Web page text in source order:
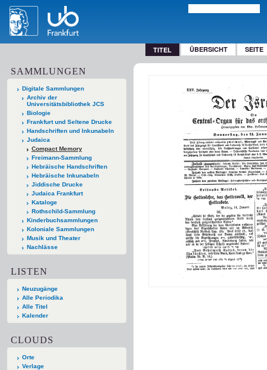
TITEL ÜBERSICHT SEITE
SAMMLUNGEN
Digitale Sammlungen
Archiv der
Universitätsbibliothek JCS
Biologie
Frankfurt und Seltene Drucke
Handschriften und Inkunabeln
Judaica
Compact Memory
Freimann-Sammlung
Hebräische Handschriften
Hebräische Inkunabeln
Jiddische Drucke
Judaica Frankfurt
Kataloge
Rothschild-Sammlung
Kinderbuchsammlungen
Koloniale Sammlungen
Musik und Theater
Nachlässe
LISTEN
Neuzugänge
Alle Periodika
Alle Titel
Kalender
CLOUDS
Orte
Verlage